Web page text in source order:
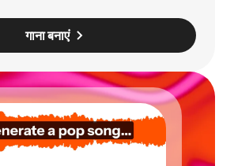
गाना बनाएं